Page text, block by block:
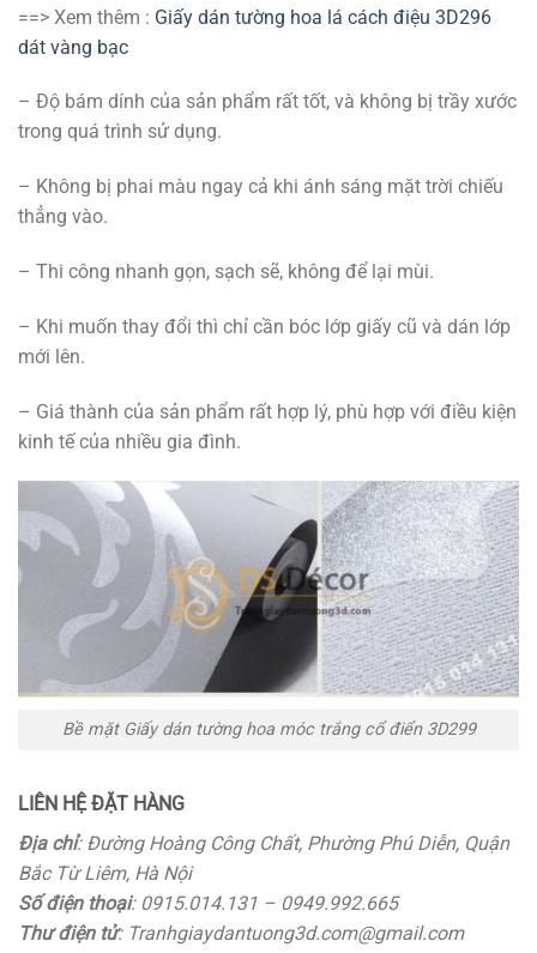
==> Xem thêm : Giấy dán tường hoa lá cách điệu 3D296
dát vàng bạc
– Độ bám dính của sản phẩm rất tốt, và không bị trầy xước
trong quá trình sử dụng.
– Không bị phai màu ngay cả khi ánh sáng mặt trời chiếu
thẳng vào.
– Thi công nhanh gọn, sạch sẽ, không để lại mùi.
– Khi muốn thay đổi thì chỉ cần bóc lớp giấy cũ và dán lớp
mới lên.
– Giá thành của sản phẩm rất hợp lý, phù hợp với điều kiện
kinh tế của nhiều gia đình.
Bề mặt Giấy dán tường hoa móc trắng cổ điển 3D299
LIÊN HỆ ĐẶT HÀNG
Địa chỉ: Đường Hoàng Công Chất, Phường Phú Diễn, Quận
Bắc Từ Liêm, Hà Nội
Số điện thoại: 0915.014.131 – 0949.992.665
Thư điện tử: Tranhgiaydantuong3d.com@gmail.com